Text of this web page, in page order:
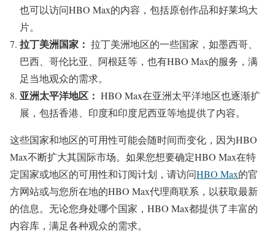
也可以访问HBO Max的内容，包括原创作品和好莱坞大
片。
拉丁美洲国家： 拉丁美洲地区的一些国家，如墨西哥、
巴西、哥伦比亚、阿根廷等，也有HBO Max的服务，满
足当地观众的需求。
亚洲太平洋地区： HBO Max在亚洲太平洋地区也逐渐扩
展，包括香港、印度和印度尼西亚等地提供了内容。
这些国家和地区的可用性可能会随时间而变化，因为HBO
Max不断扩大其国际市场。如果您想要确定HBO Max在特
定国家或地区的可用性和订阅计划，请访问HBO Max的官
方网站或与您所在地的HBO Max代理商联系，以获取最新
的信息。无论您身处哪个国家，HBO Max都提供了丰富的
内容库，满足各种观众的需求。